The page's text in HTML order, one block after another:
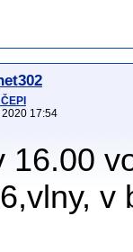
2020 17:54
16.00
v